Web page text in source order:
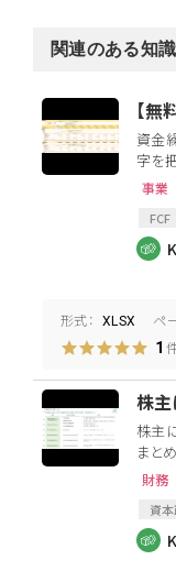
関連のある知識
【
資金
字を
事業
FCF
三票
形式： XLSX ペ
1
株主
株主
まと
財務
資
合弁